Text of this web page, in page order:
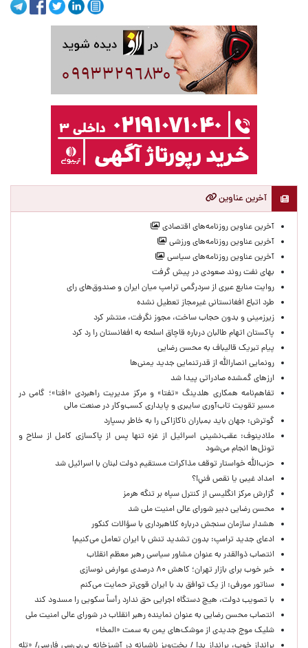
آخرین عناوین
آخرین عناوین روزنامه‌های اقتصادی
آخرین عناوین روزنامه‌های ورزشی
آخرین عناوین روزنامه‌های سیاسی
بهای نفت روند صعودی در پیش گرفت
روایت منابع عبری از سردرگمی ترامپ میان ایران و صندوق‌های رای
طرد اتباع افغانستانی غیرمجاز تعطیل نشده
زیرزمینی و بدون حجاب ساخت، مجوز نگرفت، منتشر کرد
پاکستان اتهام طالبان درباره قاچاق اسلحه به افغانستان را رد کرد
پیام تبریک قالیباف به محسن رضایی
رونمایی انصارالله از قدرتنمایی جدید یمنی‌ها
ارزهای گمشده صادراتی پیدا شد
تفاهم‌نامه همکاری هلدینگ «تفتا» و مرکز مدیریت راهبردی «افتا»؛ گامی در
مسیر تقویت تاب‌آوری سایبری و پایداری کسب‌وکار در صنعت مالی
گوترش: جهان باید بمباران ناکازاکی را به‌ خاطر بسپارد
ملادینوف: عقب‌نشینی اسرائیل از غزه تنها پس از پاکسازی کامل از سلاح و
تونل‌ها انجام می‌شود
حزب‌الله خواستار توقف مذاکرات مستقیم دولت لبنان با اسرائیل شد
امداد غیبی يا نقص فني!؟
گزارش مرکز انگلیسی از کنترل سپاه بر تنگه هرمز
محسن رضایی دبیر شورای عالی امنیت ملی شد
هشدار سازمان سنجش درباره کلاهبرداری با سؤالات کنکور
ادعای جدید ترامپ: بدون تشدید تنش با ایران تعامل می‌کنیم!
انتصاب ذوالقدر به عنوان مشاور سیاسی رهبر معظم انقلاب
خبر خوب برای بازار تهران؛ کاهش ۸۰ درصدی عوارض نوسازی
سناتور مورفی: از یک توافق بد با ایران قوی‌تر حمایت می‌کنم
با تصویب دولت، هیچ دستگاه اجرایی حق ندارد رأساً سکویی را مسدود کند
انتصاب محسن رضایی به عنوان نماینده رهبر انقلاب در شورای عالی امنیت ملی
شلیک موج جدیدی از موشک‌های یمن به سمت «المخا»